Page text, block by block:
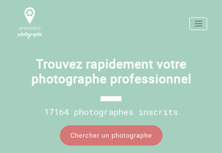
Trouvez rapidement votre
photographe professionnel
17164 photographes inscrits
Chercher un photographe